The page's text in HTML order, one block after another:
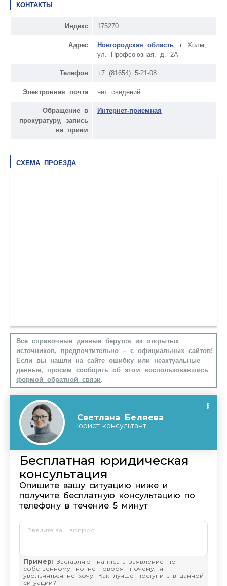
КОНТАКТЫ
Индекс 175270
Адрес Новгородская область , г. Холм,
ул. Профсоюзная, д. 2А
Телефон +7 (81654) 5-21-08
Электронная почта нет сведений
Обращение в
прокуратуру, запись
на прием
Интернет-приемная
СХЕМА ПРОЕЗДА
Все справочные данные берутся из открытых
источников, предпочтительно – с официальных сайтов!
Если вы нашли на сайте ошибку или неактуальные
данные, просим сообщить об этом воспользовавшись
формой обратной связи.